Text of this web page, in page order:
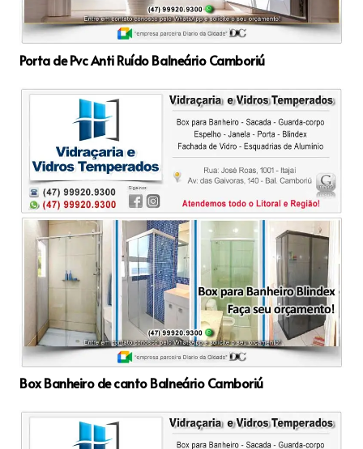
Porta de Pvc Anti Ruído Balneário Camboriú
Box Banheiro de canto Balneário Camboriú